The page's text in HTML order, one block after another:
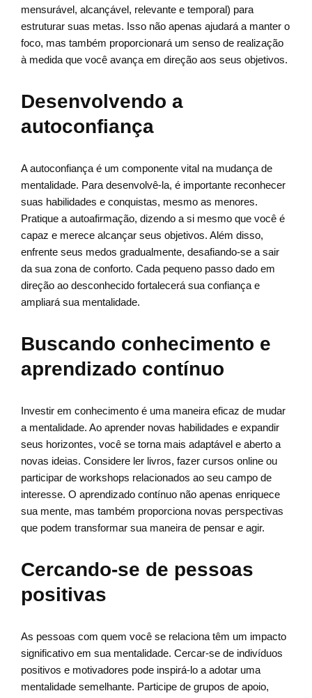
mensurável, alcançável, relevante e temporal) para
estruturar suas metas. Isso não apenas ajudará a manter o
foco, mas também proporcionará um senso de realização
à medida que você avança em direção aos seus objetivos.
Desenvolvendo a
autoconfiança
A autoconfiança é um componente vital na mudança de
mentalidade. Para desenvolvê-la, é importante reconhecer
suas habilidades e conquistas, mesmo as menores.
Pratique a autoafirmação, dizendo a si mesmo que você é
capaz e merece alcançar seus objetivos. Além disso,
enfrente seus medos gradualmente, desafiando-se a sair
da sua zona de conforto. Cada pequeno passo dado em
direção ao desconhecido fortalecerá sua confiança e
ampliará sua mentalidade.
Buscando conhecimento e
aprendizado contínuo
Investir em conhecimento é uma maneira eficaz de mudar
a mentalidade. Ao aprender novas habilidades e expandir
seus horizontes, você se torna mais adaptável e aberto a
novas ideias. Considere ler livros, fazer cursos online ou
participar de workshops relacionados ao seu campo de
interesse. O aprendizado contínuo não apenas enriquece
sua mente, mas também proporciona novas perspectivas
que podem transformar sua maneira de pensar e agir.
Cercando-se de pessoas
positivas
As pessoas com quem você se relaciona têm um impacto
significativo em sua mentalidade. Cercar-se de indivíduos
positivos e motivadores pode inspirá-lo a adotar uma
mentalidade semelhante. Participe de grupos de apoio,